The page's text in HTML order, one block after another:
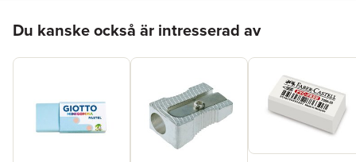
Du kanske också är intresserad av